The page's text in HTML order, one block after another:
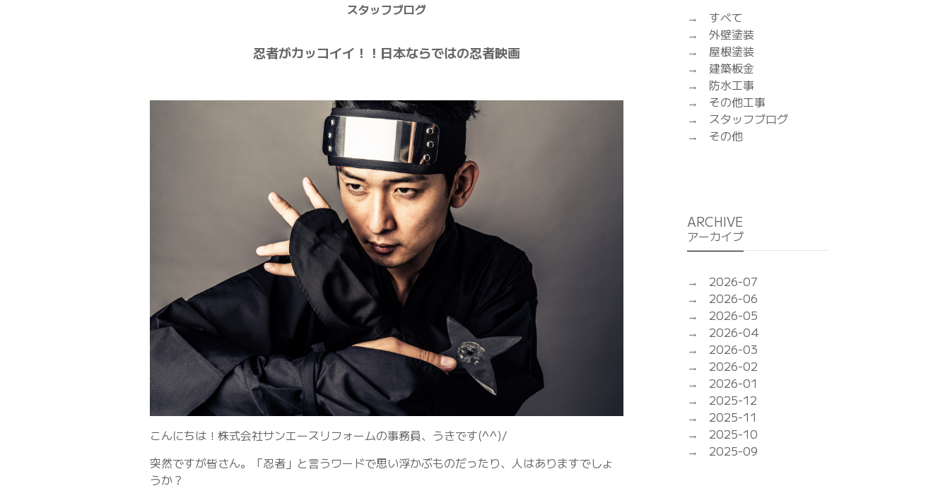
スタッフブログ
忍者がカッコイイ！！日本ならではの忍者映画
こんにちは！株式会社サンエースリフォームの事務員、うきです(^^)/
突然ですが皆さん。「忍者」と言うワードで思い浮かぶものだったり、人はありますでしょ
うか？
すべて
外壁塗装
屋根塗装
建築板金
防水工事
その他工事
スタッフブログ
その他
ARCHIVE
アーカイブ
2026-07
2026-06
2026-05
2026-04
2026-03
2026-02
2026-01
2025-12
2025-11
2025-10
2025-09